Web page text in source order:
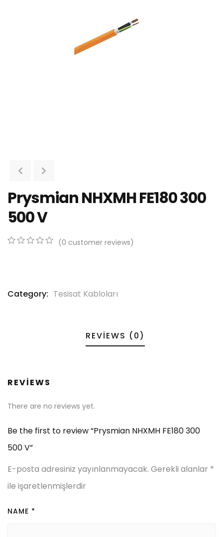
Prysmian NHXMH FE180 300
500 V
customer
(0 customer reviews)
Category: Tesisat Kabloları
REVIEWS (0)
REVIEWS
There are no reviews yet.
Be the first to review “Prysmian NHXMH FE180 300
500 V”
E-posta adresiniz yayınlanmayacak. Gerekli alanlar *
ile işaretlenmişlerdir
NAME *